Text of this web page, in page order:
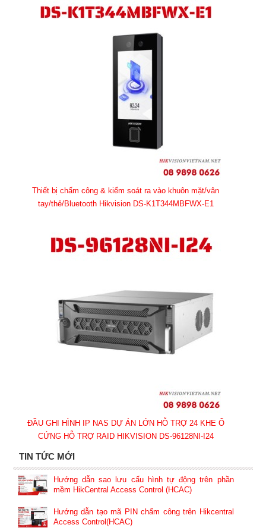
Thiết bị chấm công & kiểm soát ra vào khuôn mặt/vân
tay/thẻ/Bluetooth Hikvision DS-K1T344MBFWX-E1
ĐẦU GHI HÌNH IP NAS DỰ ÁN LỚN HỖ TRỢ 24 KHE Ổ
CỨNG HỖ TRỢ RAID HIKVISION DS-96128NI-I24
TIN TỨC MỚI
Hướng dẫn sao lưu cấu hình tự động trên phần
mềm HikCentral Access Control (HCAC)
Hướng dẫn tạo mã PIN chấm công trên Hikcentral
Access Control(HCAC)